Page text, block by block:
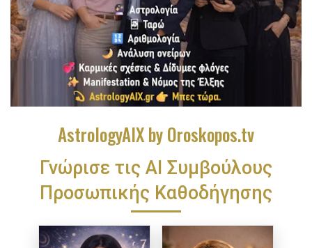
AstrologyAIX by Oroskopos.tv
Γνώρισε τις ΑΙ Συμβούλους
Προσωπικής Καθοδήγησης